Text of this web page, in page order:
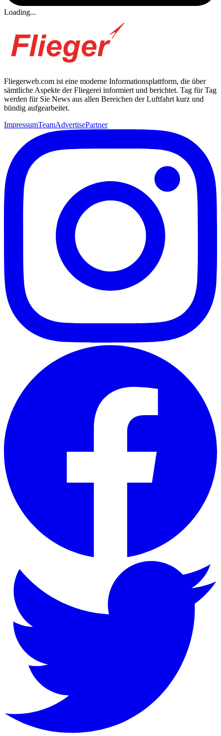
Loading...
Fliegerweb.com ist eine moderne Informationsplattform, die über
sämtliche Aspekte der Fliegerei informiert und berichtet. Tag für Tag
werden für Sie News aus allen Bereichen der Luftfahrt kurz und
bündig aufgearbeitet.
ImpressumTeamAdvertisePartner